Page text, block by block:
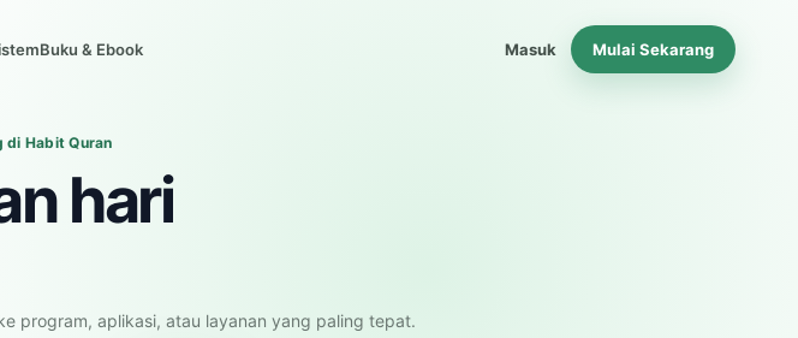
Buku & Ebook Masuk Mulai Sekarang
di Habit Quran
hari
program, aplikasi, atau layanan yang paling tepat.